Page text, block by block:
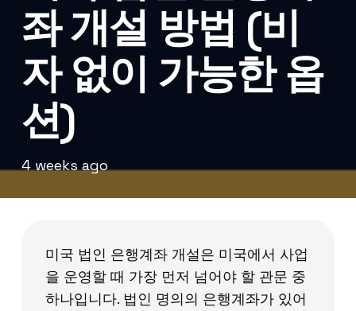
좌 개설 방법 (비
자 없이 가능한 옵
션)
4 weeks ago
미국 법인 은행계좌 개설은 미국에서 사업
을 운영할 때 가장 먼저 넘어야 할 관문 중
하나입니다. 법인 명의의 은행계좌가 있어